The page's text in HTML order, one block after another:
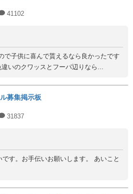
41102
で子供に喜んで貰えるなら良かったです
いのクワッスとフーパ辺りなら...
募集掲示板
31837
す。お手伝いお願いします。 あいこと